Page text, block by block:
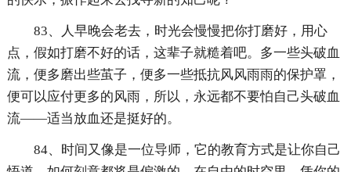
83、人早晚会老去，时光会慢慢把你打磨好，用心
点，假如打磨不好的话，这辈子就糙着吧。多一些头破血
流，便多磨出些茧子，便多一些抵抗风风雨雨的保护罩，
便可以应付更多的风雨，所以，永远都不要怕自己头破血
流——适当放血还是挺好的。
84、时间又像是一位导师，它的教育方式是让你自己